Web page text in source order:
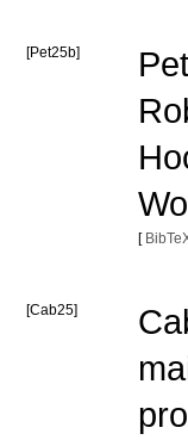
[Pet25b]
[
[Cab25]